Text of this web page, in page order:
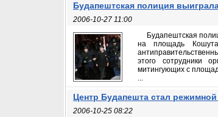
Будапештская полиция
2006-10-27 11:00
Будапештская
на площадь
этого сотрудники
митингующих с
...
Центр Будапешта стал режимной
2006-10-25 08:22